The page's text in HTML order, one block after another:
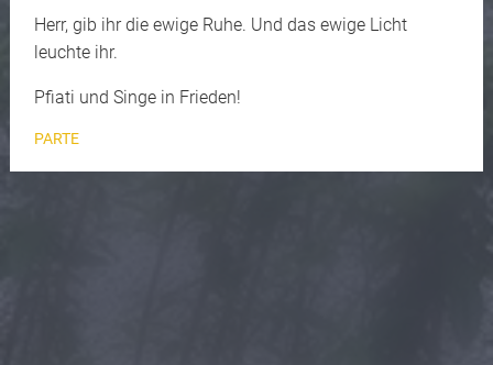
Herr, gib ihr die ewige Ruhe. Und das ewige Licht
leuchte ihr.
Pfiati und Singe in Frieden!
PARTE